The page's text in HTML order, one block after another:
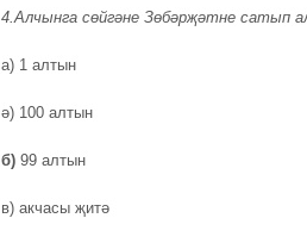
4.Алчынга сөйгәне Зөбәрҗәтне сатып
а) 1 алтын
ә) 100 алтын
б) 99 алтын
в) акчасы җитә